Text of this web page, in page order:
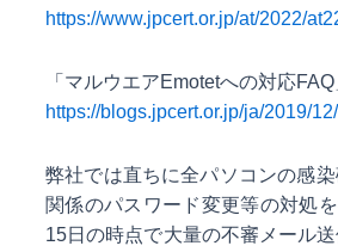
https://www.jpcert.or.jp/at/2022/
「マルウエアEmotetへの対応FAQ
https://blogs.jpcert.or.jp/ja/2019/
弊社では直ちに全パソコンの感
関係のパスワード変更等の対処
15日の時点で大量の不審メール